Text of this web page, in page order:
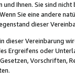
Ihnen. Sie sind
Sie eine andere
dieser
dieser Vereinbarung
Ergreifens oder
Vorschriften,